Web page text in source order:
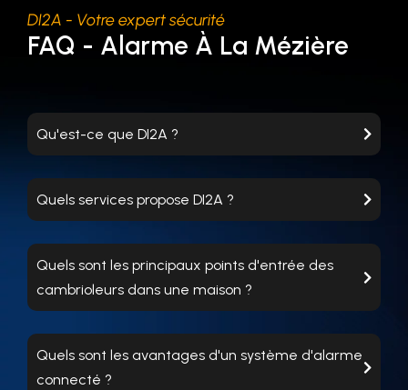
DI2A - Votre expert sécurité
FAQ - Alarme À La Mézière
Qu'est-ce que DI2A ?
Quels services propose DI2A ?
Quels sont les principaux points d'entrée des
cambrioleurs dans une maison ?
Quels sont les avantages d'un système d'alarme
connecté ?